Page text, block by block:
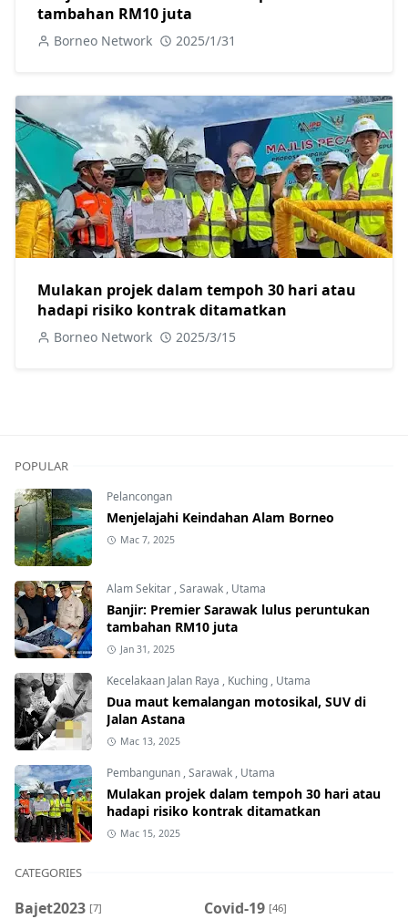
tambahan RM10 juta
Borneo Network 2025/1/31
Mulakan projek dalam tempoh 30 hari atau
hadapi risiko kontrak ditamatkan
Borneo Network 2025/3/15
POPULAR
Pelancongan
Menjelajahi Keindahan Alam Borneo
Mac 7, 2025
Alam Sekitar ,Sarawak , Utama
Banjir: Premier Sarawak lulus peruntukan
tambahan RM10 juta
Jan 31, 2025
Kecelakaan Jalan Raya , Kuching , Utama
Dua maut kemalangan motosikal, SUV di
Jalan Astana
Mac 13, 2025
Pembangunan ,Sarawak , Utama
Mulakan projek dalam tempoh 30 hari atau
hadapi risiko kontrak ditamatkan
Mac 15, 2025
CATEGORIES
Bajet2023 [7] Covid-19 [46]